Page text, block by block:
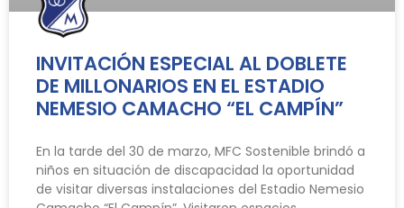
INVITACIÓN ESPECIAL AL DOBLETE
DE MILLONARIOS EN EL ESTADIO
NEMESIO CAMACHO “EL CAMPÍN”
En la tarde del 30 de marzo, MFC Sostenible brindó a
niños en situación de discapacidad la oportunidad
de visitar diversas instalaciones del Estadio Nemesio